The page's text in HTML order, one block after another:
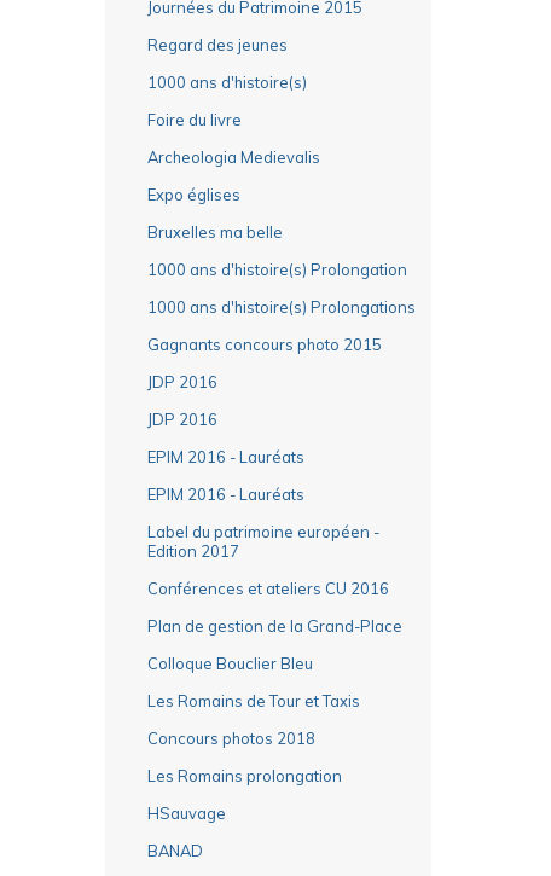
Journées du Patrimoine 2015
Regard des jeunes
1000 ans d'histoire(s)
Foire du livre
Archeologia Medievalis
Expo églises
Bruxelles ma belle
1000 ans d'histoire(s) Prolongation
1000 ans d'histoire(s) Prolongations
Gagnants concours photo 2015
JDP 2016
JDP 2016
EPIM 2016 - Lauréats
EPIM 2016 - Lauréats
Label du patrimoine européen -
Edition 2017
Conférences et ateliers CU 2016
Plan de gestion de la Grand-Place
Colloque Bouclier Bleu
Les Romains de Tour et Taxis
Concours photos 2018
Les Romains prolongation
HSauvage
BANAD